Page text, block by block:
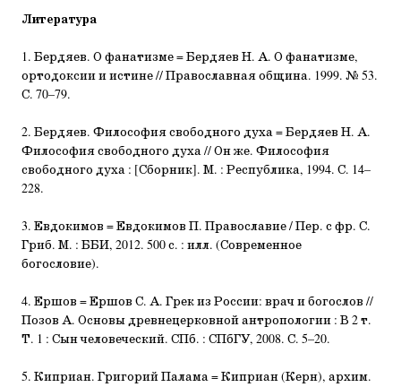
Литература
1. Бердяев. О фанатизме = Бердяев Н. А. О фанатизме,
ортодоксии и истине // Православная община. 1999. № 53.
С. 70–79.
2. Бердяев. Философия свободного духа = Бердяев Н. А.
Философия свободного духа // Он же. Философия
свободного духа : [Сборник]. М. : Республика, 1994. С. 14–
228.
3. Евдокимов = Евдокимов П. Православие / Пер. с фр. С.
Гриб. М. : ББИ, 2012. 500 с. : илл. (Современное
богословие).
4. Ершов = Ершов С. А. Грек из России: врач и богослов //
Позов А. Основы древнецерковной антропологии : В 2 т.
Т. 1 : Сын человеческий. СПб. : СПбГУ, 2008. С. 5–20.
5. Киприан. Григорий Палама = Киприан (Керн), архим.